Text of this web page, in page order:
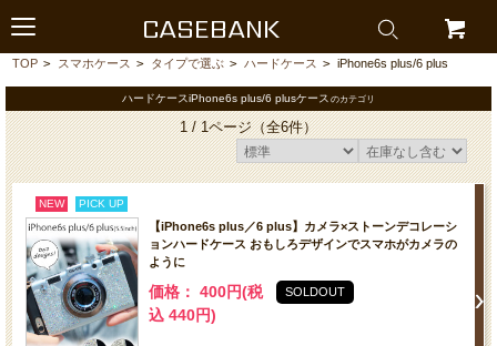
CASEBANK
TOP > スマホケース > タイプで選ぶ > ハードケース > iPhone6s plus/6 plus
ハードケースiPhone6s plus/6 plusケース のカテゴリ
1 / 1ページ（全6件）
NEW PICK UP
【iPhone6s plus／6 plus】カメラ×ストーンデコレーシ
ョンハードケース おもしろデザインでスマホがカメラの
ように
価格： 400円(税
込 440円)
SOLDOUT